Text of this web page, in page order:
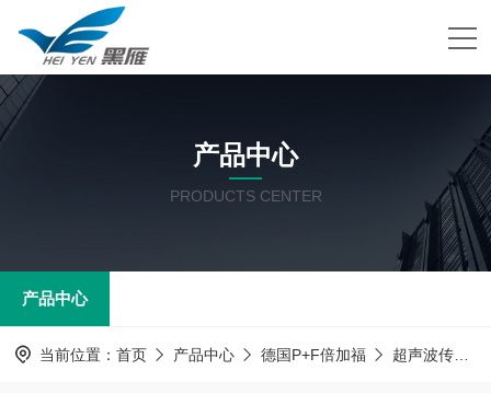
产品中心
PRODUCTS CENTER
产品中心
当前位置： 首页 产品中心 德国P+F倍加福 超声波传感器